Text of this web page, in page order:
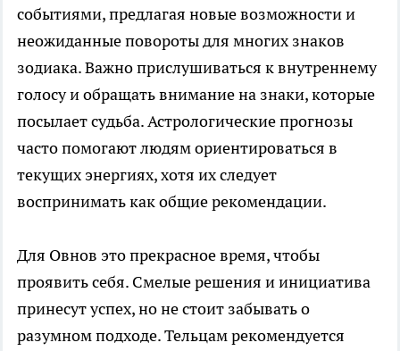
событиями, предлагая новые возможности и
неожиданные повороты для многих знаков
зодиака. Важно прислушиваться к внутреннему
голосу и обращать внимание на знаки, которые
посылает судьба. Астрологические прогнозы
часто помогают людям ориентироваться в
текущих энергиях, хотя их следует
воспринимать как общие рекомендации.
Для Овнов это прекрасное время, чтобы
проявить себя. Смелые решения и инициатива
принесут успех, но не стоит забывать о
разумном подходе. Тельцам рекомендуется